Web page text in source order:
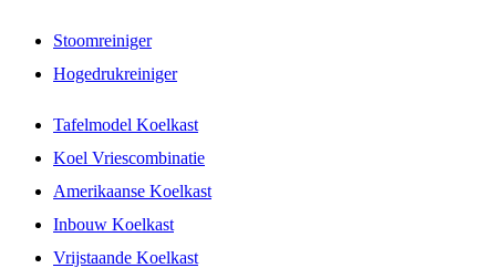
Stoomreiniger
Hogedrukreiniger
Tafelmodel Koelkast
Koel Vriescombinatie
Amerikaanse Koelkast
Inbouw Koelkast
Vrijstaande Koelkast